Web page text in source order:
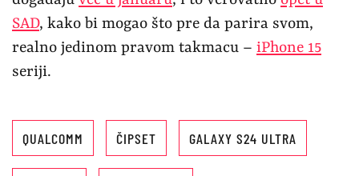
SAD, kako bi mogao što pre da parira svom,
realno jedinom pravom takmacu – iPhone 15
seriji.
QUALCOMM ČIPSET GALAXY S24 ULTRA